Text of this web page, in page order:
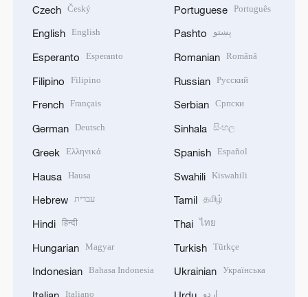
Czech Český
English English
Esperanto Esperanto
Filipino Filipino
French Français
German Deutsch
Greek Ελληνικά
Hausa Hausa
Hebrew עברית
Hindi हिन्दी
Hungarian Magyar
Indonesian Bahasa Indonesia
Italiano
Portuguese Português
Pashto پښتو
Romanian Română
Russian Русский
Serbian Српски
Sinhala සිංහල
Spanish Español
Swahili Kiswahili
Tamil தமிழ்
Thai ไทย
Turkish Türkçe
Ukrainian Українська
اردو